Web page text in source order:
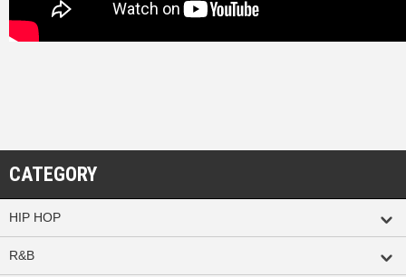
CATEGORY
HIP HOP
R&B